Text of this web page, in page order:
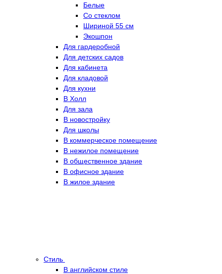
Белые
Со стеклом
Шириной 55 см
Экошпон
Для гардеробной
Для детских садов
Для кабинета
Для кладовой
Для кухни
В Холл
Для зала
В новостройку
Для школы
В коммерческое помещение
В нежилое помещение
В общественное здание
В офисное здание
В жилое здание
Стиль
В английском стиле